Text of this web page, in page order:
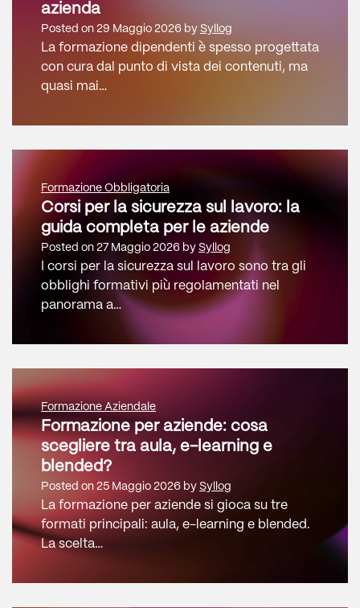
azienda
Posted on 29 Maggio 2026 by Syllog
La formazione dipendenti è spesso progettata
con cura dal punto di vista dei contenuti, ma
quasi mai…
Formazione Obbligatoria
Corsi per la sicurezza sul lavoro: la
guida completa per le aziende
Posted on 27 Maggio 2026 by Syllog
I corsi per la sicurezza sul lavoro sono tra gli
obblighi formativi più regolamentati nel
panorama a…
Formazione Aziendale
Formazione per aziende: cosa
scegliere tra aula, e-learning e
blended?
Posted on 25 Maggio 2026 by Syllog
La formazione per aziende si gioca su tre
formati principali: aula, e-learning e blended.
La scelta…